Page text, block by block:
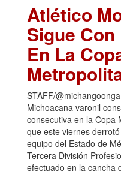
Atlético
Sigue
En La
STAFF/
Michoacana varonil
consecutiva en la Copa
que este viernes
equipo del Estado de
Tercera División
efectuado en la cancha